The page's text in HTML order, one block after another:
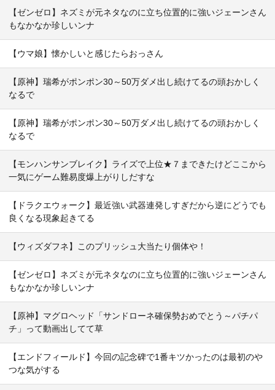
【ゼンゼロ】ネズミが元ネタなのに立ち位置的に強いジェーンさん
もなかなか珍しいンナ
【ウマ娘】懐かしいと感じたらおっさん
【原神】瑞希がポンポン30～50万ダメ出し続けてるの頭おかしく
なるで
【原神】瑞希がポンポン30～50万ダメ出し続けてるの頭おかしく
なるで
【モンハンサンブレイク】ライズで上位★７まできたけどここから
一気にゲーム難易度爆上がりしだすな
【ドラクエウォーク】最近強い武器連発しすぎだから逆にどうでも
良くなる現象起きてる
【ウィズダフネ】このプリッシュ大当たり個体や！
【ゼンゼロ】ネズミが元ネタなのに立ち位置的に強いジェーンさん
もなかなか珍しいンナ
【原神】マグロヘッド「サンドローネ確保勢おめでとう～パチパ
チ」って動画出してて草
【エンドフィールド】今回の記念碑で1番キツかったのは最初のや
つな気がする